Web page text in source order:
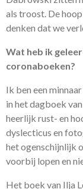
als troost. De
denken dat we
Wat heb ik
coronaboeken?
Ik ben een
in het dagboek
heerlijk rust- en
dyslecticus en
het ogenschijnlijk
voorbij lopen en
Het boek van Ilja